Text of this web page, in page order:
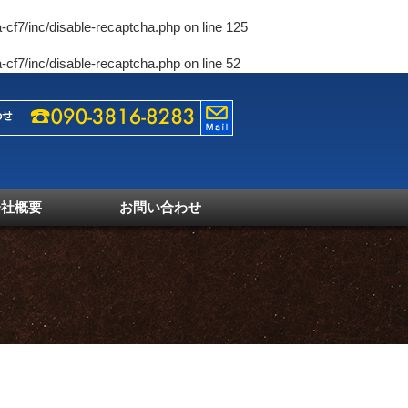
cf7/inc/disable-recaptcha.php on line 125
cf7/inc/disable-recaptcha.php on line 52
概要 お問い合わせ